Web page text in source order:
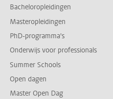
Bacheloropleidingen
Masteropleidingen
PhD-programma's
Onderwijs voor professionals
Summer Schools
Open dagen
Master Open Dag